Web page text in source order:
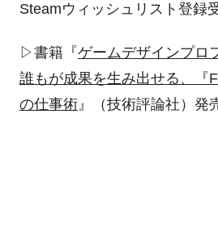
Steamウィッシュリスト登録
▷書籍『ゲームデザインプロ
誰もが成果を生み出せる、『
の仕事術』（技術評論社）発